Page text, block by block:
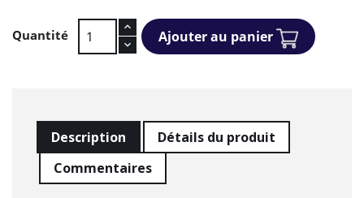
Quantité Ajouter au panier
Description
Détails du produit
Commentaires